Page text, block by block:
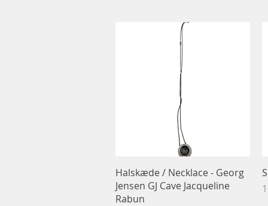
Hurtigvisning
Halskæde / Necklace - Georg
Jensen GJ Cave Jacqueline
Rabun